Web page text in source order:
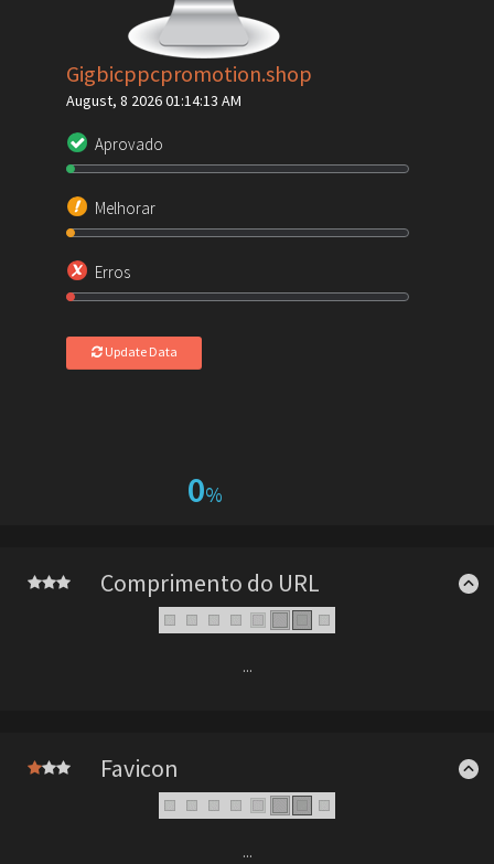
Gigbicppcpromotion.shop
August, 8 2026 01:14:13 AM
Aprovado
Melhorar
Erros
Update Data
0%
Comprimento do URL
...
Favicon
...